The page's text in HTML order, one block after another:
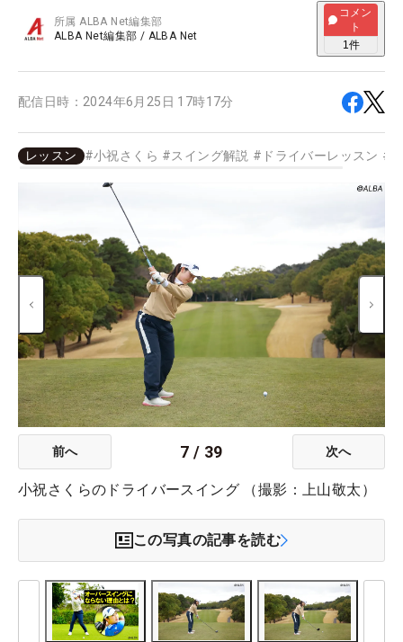
所属ALBA Net編集部
ALBA Net編集部 / ALBA Net
コメン
ト
1件
配信日時： 2024年6月25日 17時17分
レッスン #小祝さくら #スイング解説 # ドライバーレッスン #
前へ 7 / 39 次へ
小祝さくらのドライバースイング （撮影：上山敬太）
この写真の記事を読む